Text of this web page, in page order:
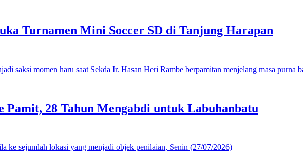
Turnamen Mini Soccer SD di Tanjung Harapan
Pamit, 28 Tahun Mengabdi untuk Labuhanbatu